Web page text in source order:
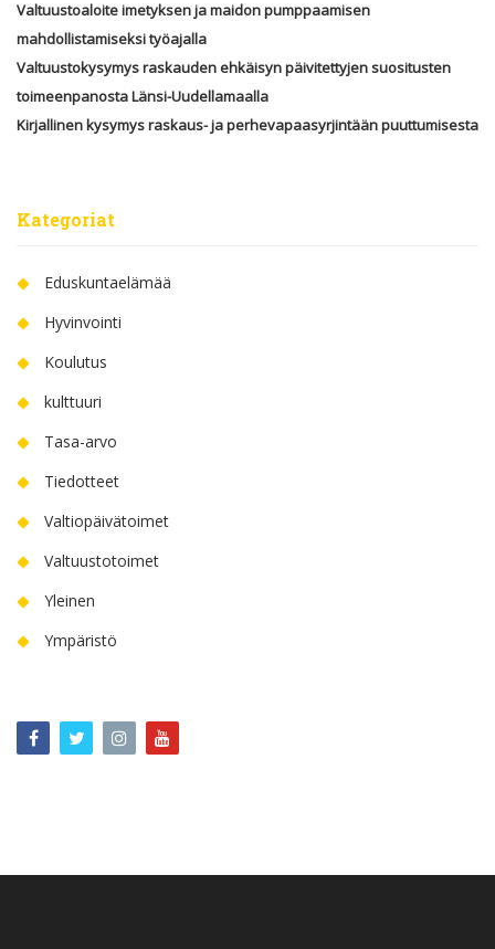
Valtuustoaloite imetyksen ja maidon pumppaamisen
mahdollistamiseksi työajalla
Valtuustokysymys raskauden ehkäisyn päivitettyjen suositusten
toimeenpanosta Länsi-Uudellamaalla
Kirjallinen kysymys raskaus- ja perhevapaasyrjintään puuttumisesta
Kategoriat
Eduskuntaelämää
Hyvinvointi
Koulutus
kulttuuri
Tasa-arvo
Tiedotteet
Valtiopäivätoimet
Valtuustotoimet
Yleinen
Ympäristö